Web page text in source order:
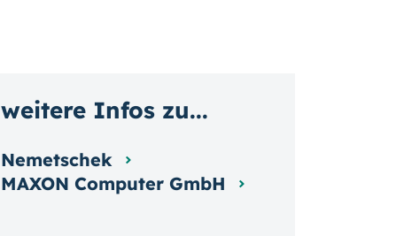
weitere Infos zu...
Nemetschek
MAXON Computer GmbH